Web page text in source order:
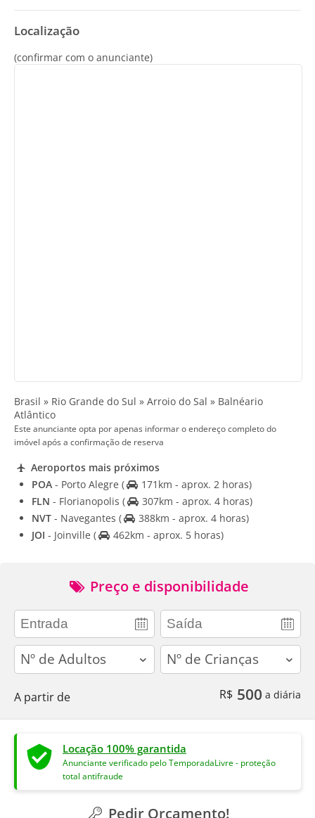
Localização
(confirmar com o anunciante)
Brasil » Rio Grande do Sul » Arroio do Sal » Balnéario
Atlântico
Este anunciante opta por apenas informar o endereço completo do
imóvel após a confirmação de reserva
Aeroportos mais próximos
POA - Porto Alegre (
171km - aprox. 2 horas)
FLN - Florianopolis (
307km - aprox. 4 horas)
NVT - Navegantes (
388km - aprox. 4 horas)
JOI - Joinville ( 462km - aprox. 5 horas)
Preço e disponibilidade
adults children
A partir de R$ 500 a diária
Locação 100% garantida
Anunciante verificado pelo TemporadaLivre - proteção
total antifraude
Pedir Orçamento!